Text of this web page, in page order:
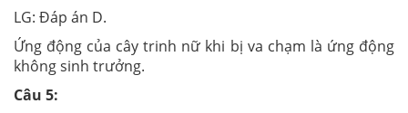
LG: Đáp án D.
Ứng động của cây trinh nữ khi bị va chạm là ứng động
không sinh trưởng.
Câu 5: